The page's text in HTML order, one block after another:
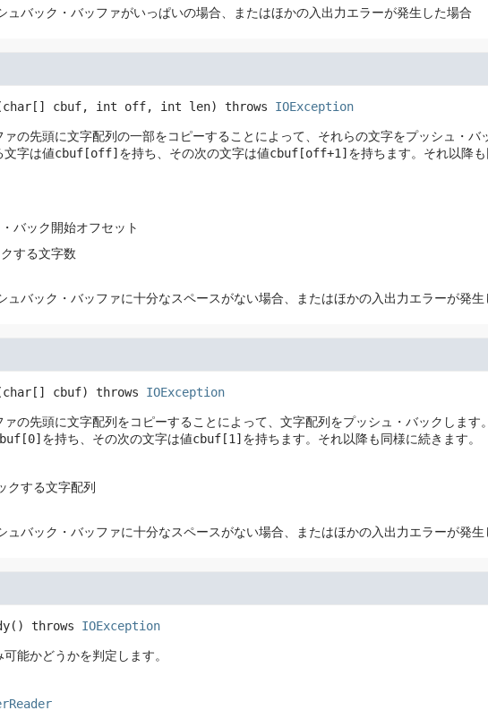
ュバック・バッファがいっぱいの場合、またはほかの入出力エラーが発生した場合
cbuf, int off, int len) throws IOException
の先頭に文字配列の一部をコピーすることによって、それらの文字をプッシュ・バ
文字は値cbuf[off] を持ち、その次の文字は値cbuf[off+1] を持ちます。それ以降も
バック開始オフセット
する文字数
ュバック・バッファに十分なスペースがない場合、またはほかの入出力エラーが発生
cbuf) throws IOException
の先頭に文字配列をコピーすることによって、文字配列をプッシュ・バックします。
を持ち、その次の文字は値cbuf[1] を持ちます。それ以降も同様に続きます。
クする文字配列
ュバック・バッファに十分なスペースがない場合、またはほかの入出力エラーが発生
() throws IOException
能かどうかを判定します。